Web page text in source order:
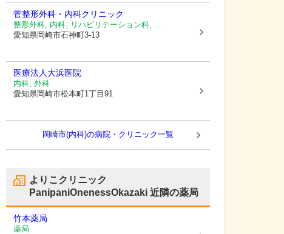
菅整形外科・内科クリニック
整形外科, 内科, リハビリテーション科, ...
愛知県岡崎市石神町3-13
医療法人 大浜医院
内科, 外科
愛知県岡崎市松本町1丁目91
岡崎市(内科)の病院・クリニック一覧
よりこクリニック
PanipaniOnenessOkazaki 近隣の薬局
竹本薬局
薬局